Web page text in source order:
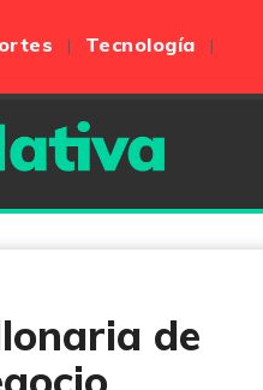
Tecnología
de